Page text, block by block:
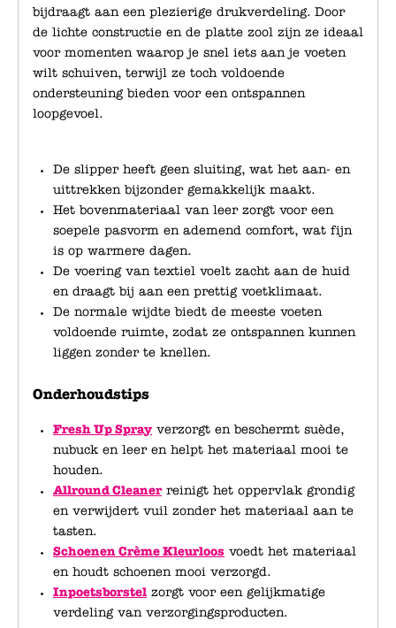
bijdraagt aan een plezierige drukverdeling. Door
de lichte constructie en de platte zool zijn ze ideaal
voor momenten waarop je snel iets aan je voeten
wilt schuiven, terwijl ze toch voldoende
ondersteuning bieden voor een ontspannen
loopgevoel.
De slipper heeft geen sluiting, wat het aan- en
uittrekken bijzonder gemakkelijk maakt.
Het bovenmateriaal van leer zorgt voor een
soepele pasvorm en ademend comfort, wat fijn
is op warmere dagen.
De voering van textiel voelt zacht aan de huid
en draagt bij aan een prettig voetklimaat.
De normale wijdte biedt de meeste voeten
voldoende ruimte, zodat ze ontspannen kunnen
liggen zonder te knellen.
Onderhoudstips
Fresh Up Sprayverzorgt en beschermt suède,
nubuck en leer en helpt het materiaal mooi te
houden.
Allround Cleanerreinigt het oppervlak grondig
en verwijdert vuil zonder het materiaal aan te
tasten.
Schoenen Crème Kleurloos voedt het materiaal
en houdt schoenen mooi verzorgd.
Inpoetsborstel zorgt voor een gelijkmatige
verdeling van verzorgingsproducten.